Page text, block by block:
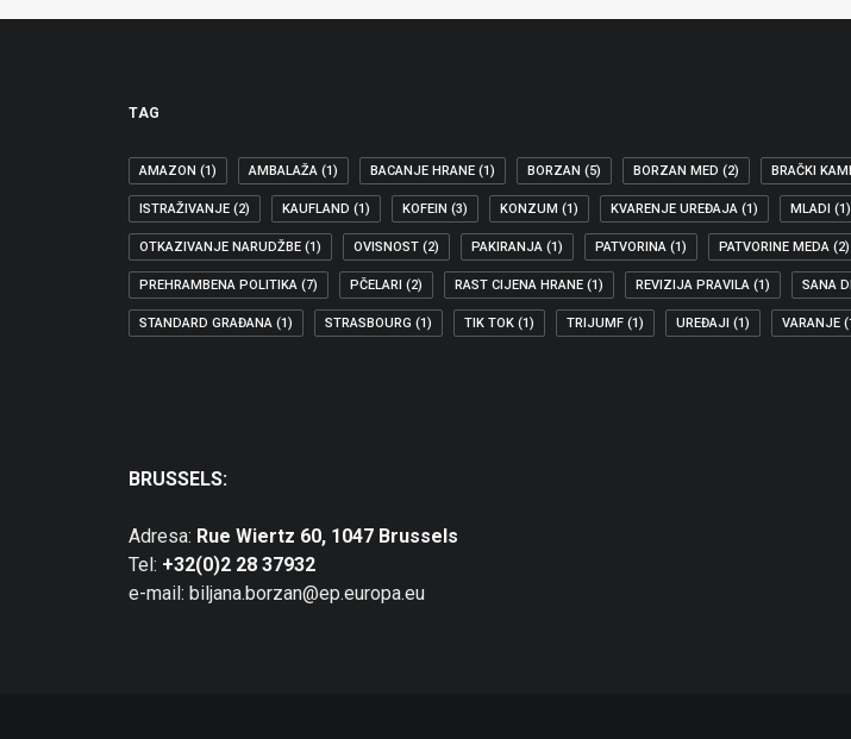
03.12.2019
BORZAN IMENOVANA IZVJESTITELJICOM SOCIJALDEMOKRATA ZA DULJU
TAG
AMAZON (1) AMBALAŽA (1) BACANJE HRANE (1) BORZAN (5) BORZAN MED (2) BRAČKI
ISTRAŽIVANJE (2) KAUFLAND (1) KOFEIN (3) KONZUM (1) KVARENJE UREĐAJA (1) MLADI (1)
OTKAZIVANJE NARUDŽBE (1) OVISNOST (2) PAKIRANJA (1) PATVORINA (1) PATVORINE MEDA (2)
PREHRAMBENA POLITIKA (7) PČELARI (2) RAST CIJENA HRANE (1) REVIZIJA PRAVILA (1) SANA
STANDARD GRAĐANA (1) STRASBOURG (1) TIK TOK (1) TRIJUMF (1) UREĐAJI (1) VARANJE
BRUSSELS:
Adresa: Rue Wiertz 60, 1047 Brussels
Tel: +32(0)2 28 37932
e-mail: biljana.borzan@ep.europa.eu